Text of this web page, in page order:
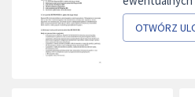
OTWÓRZ